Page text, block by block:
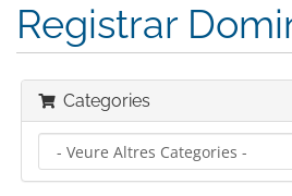
Registrar
Categories